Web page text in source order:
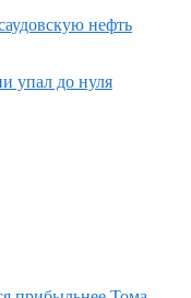
нефть
упал до нуля